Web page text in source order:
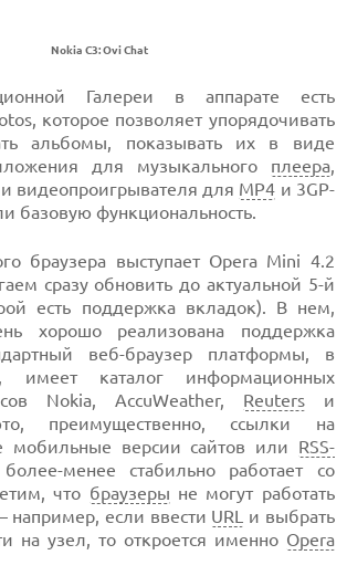
Nokia C3: Ovi Chat
Галереи в аппарате есть
которое позволяет упорядочивать
альбомы, показывать их в виде
для музыкального плеера,
и видеопроигрывателя для MP4 и 3GP-
базовую функциональность.
браузера выступает Opera Mini 4.2
сразу обновить до актуальной 5-й
есть поддержка вкладок). В нем,
хорошо реализована поддержка
веб-браузер платформы, в
имеет каталог информационных
Nokia, AccuWeather, Reutersи
преимущественно, ссылки на
мобильные версии сайтов или RSS-
менее стабильно работает со
что браузеры не могут работать
например, если ввести URL
и выбрать
на узел, то откроется именно Opera